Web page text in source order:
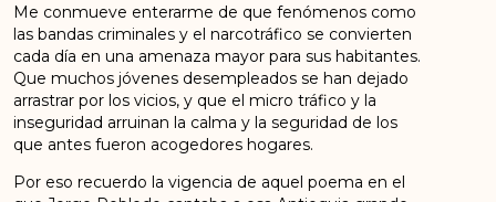
Me conmueve enterarme de que fenómenos como
las bandas criminales y el narcotráfico se convierten
cada día en una amenaza mayor para sus habitantes.
Que muchos jóvenes desempleados se han dejado
arrastrar por los vicios, y que el micro tráfico y la
inseguridad arruinan la calma y la seguridad de los
que antes fueron acogedores hogares.
Por eso recuerdo la vigencia de aquel poema en el